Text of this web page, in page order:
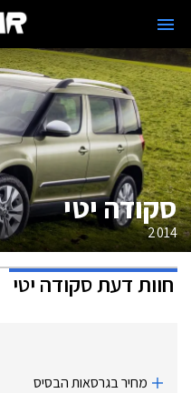
סקודה יטי
2014
חוות דעתסקודה יטי
מחיר בגרסאות הבסיס